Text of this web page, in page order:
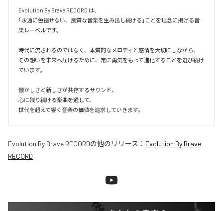
Evolution By Brave RECORD は、
「永遠に色褪せない、良質な音楽を生み出し続ける」ことを理念に掲げる音
楽レーベルです。
時代に流されるのではなく、本質的なメロディと感情を大切にしながら、
その想いを未来へ届けるために、常に勇気をもって進化することを選び続け
ています。
懐かしさと新しさが共存するサウンド、
心に残り続ける楽曲を通して、
世代を超えて響く音楽の価値を追求していきます。
Evolution By Brave RECORDの他のリリース： Evolution By Brave
RECORD